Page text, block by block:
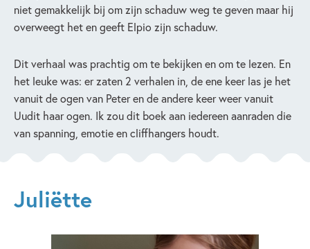
niet gemakkelijk bij om zijn schaduw weg te geven maar hij
overweegt het en geeft Elpio zijn schaduw.
Dit verhaal was prachtig om te bekijken en om te lezen. En
het leuke was: er zaten 2 verhalen in, de ene keer las je het
vanuit de ogen van Peter en de andere keer weer vanuit
Uudit haar ogen. Ik zou dit boek aan iedereen aanraden die
van spanning, emotie en cliffhangers houdt.
Juliëtte